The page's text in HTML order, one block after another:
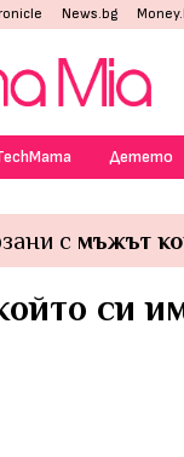
News.bg
Детето
с мъжът
си